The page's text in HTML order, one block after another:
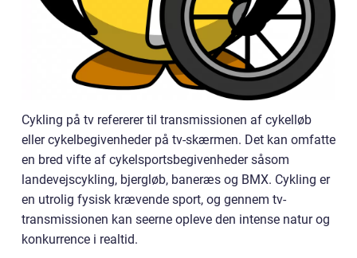
Cykling på tv refererer til transmissionen af cykelløb
eller cykelbegivenheder på tv-skærmen. Det kan omfatte
en bred vifte af cykelsportsbegivenheder såsom
landevejscykling, bjergløb, baneræs og BMX. Cykling er
en utrolig fysisk krævende sport, og gennem tv-
transmissionen kan seerne opleve den intense natur og
konkurrence i realtid.